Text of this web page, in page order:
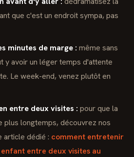
que c'est un endroit sympa, pas
minutes de marge : même sans
y avoir un léger temps d'attente
Le week-end, venez plutôt en
entre deux visites : pour que la
plus longtemps, découvrez nos
article dédié : comment entretenir
entre deux visites au